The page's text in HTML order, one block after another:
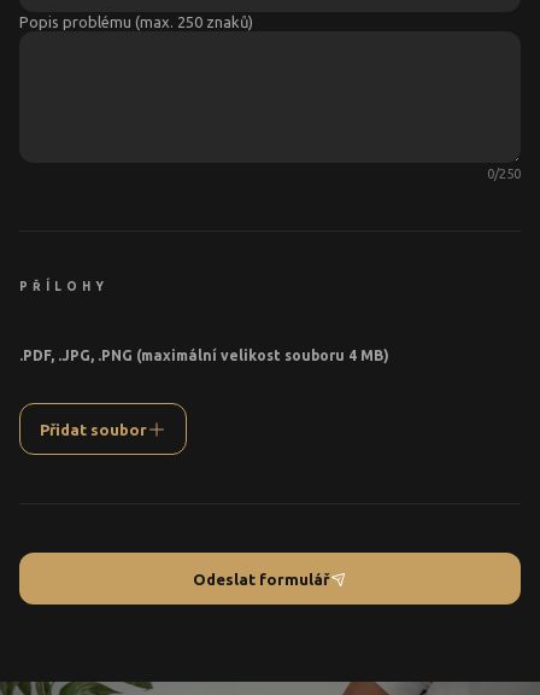
Popis problému (max. 250 znaků)
0/250
PŘÍLOHY
.PDF, .JPG, .PNG (maximální velikost souboru 4 MB)
Přidat soubor
Odeslat formulář